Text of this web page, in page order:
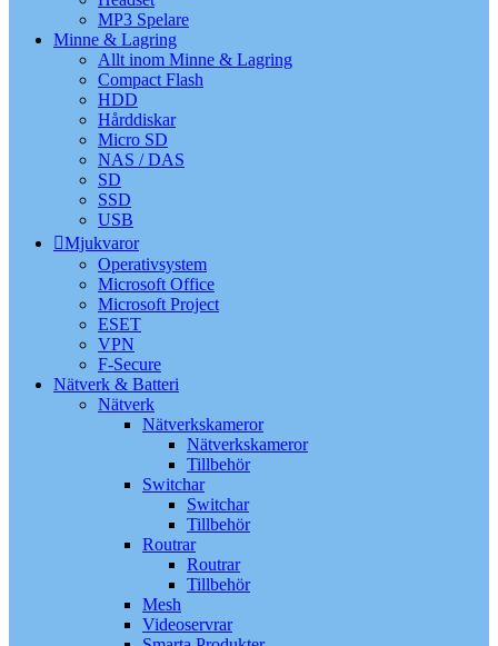
MP3 Spelare
Minne & Lagring
Allt inom Minne & Lagring
Compact Flash
HDD
Hårddiskar
Micro SD
NAS / DAS
SD
SSD
USB
Mjukvaror
Operativsystem
Microsoft Office
Microsoft Project
ESET
VPN
F-Secure
Nätverk & Batteri
Nätverk
Nätverkskameror
Nätverkskameror
Tillbehör
Switchar
Switchar
Tillbehör
Routrar
Routrar
Tillbehör
Mesh
Videoservrar